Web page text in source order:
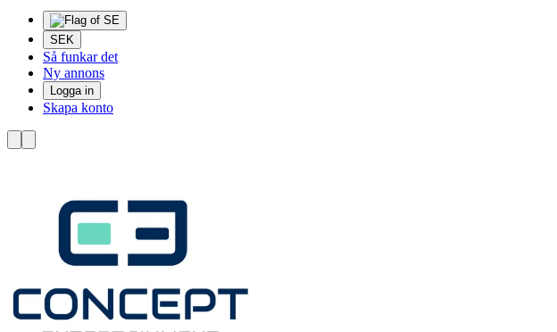
SEK
Så funkar det
Ny annons
Logga in
Skapa konto